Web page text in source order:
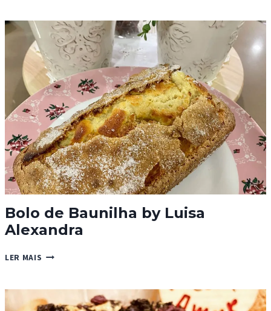
LARANJA
REQUEIJÃO
Bolo de Baunilha by Luisa
Alexandra
LER MAIS BOLO
BY
LUISA